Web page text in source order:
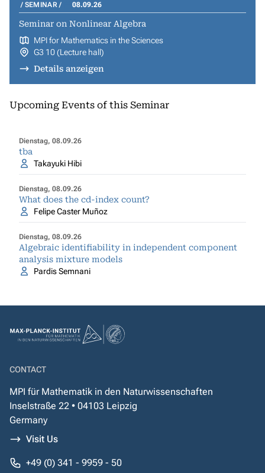
SEMINAR 08.09.26
Seminar on Nonlinear Algebra
MPI for Mathematics in the Sciences
G3 10 (Lecture hall)
Details anzeigen
Upcoming Events of this Seminar
Dienstag, 08.09.26
tba
Takayuki Hibi
Dienstag, 08.09.26
What does the cd-index count?
Felipe Caster Muñoz
Dienstag, 08.09.26
Algebraic identifiability in independent component
analysis mixture models
Pardis Semnani
CONTACT
MPI für Mathematik in den Naturwissenschaften
Inselstraße 22 • 04103 Leipzig
Germany
Visit Us
+49 (0) 341 - 9959 - 50